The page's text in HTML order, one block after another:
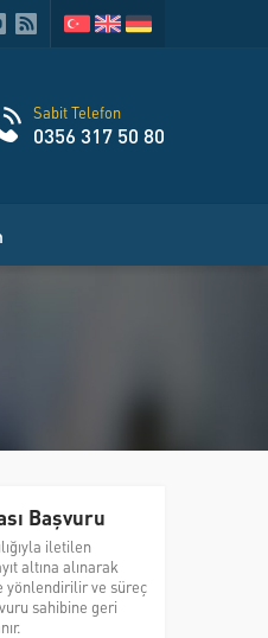
Sabit Telefon
0356 317 50 80
Başvuru
iletilen
altına alınarak
yönlendirilir ve süreç
sahibine geri